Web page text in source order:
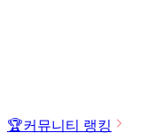
🏆커뮤니티 랭킹